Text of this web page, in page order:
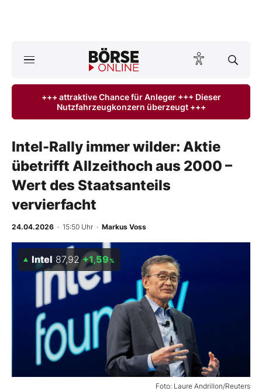
Anlageprodukte
Finanz-Check
Abo & Shop
BO-Musterdepots
Experten
Mein B:O
Mein Konto
Folgen Sie uns
Kontakt
+++ attraktive Chance für Anleger +++ Dieser
Nutzfahrzeugkonzern überzeugt +++
Intel-Rally immer wilder: Aktie
übetrifft Allzeithoch aus 2000 –
Wert des Staatsanteils
vervierfacht
24.04.2026 · 15:50 Uhr · Markus Voss
Foto: Laure Andrillon/Reuters
Intel 87,92 +1,59 %